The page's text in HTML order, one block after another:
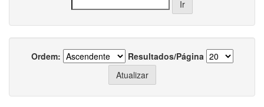
Ordem: Resultados/Página